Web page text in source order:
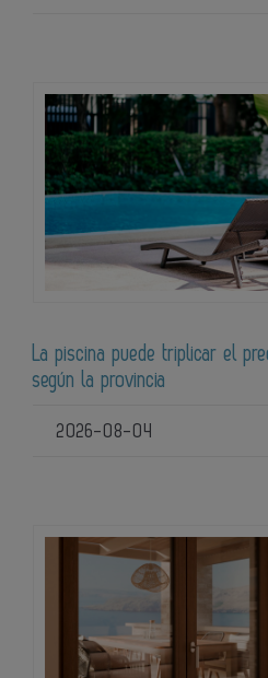
La piscina puede triplicar el
según la provincia
2026-08-04